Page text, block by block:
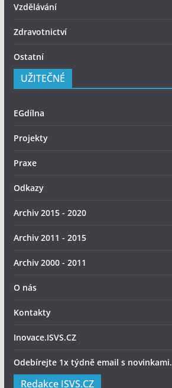
Vzdělávání
Zdravotnictví
Ostatní
UŽITEČNÉ
EGdílna
Projekty
Praxe
Odkazy
Archiv 2015 - 2020
Archiv 2011 - 2015
Archiv 2000 - 2011
O nás
Kontakty
Inovace.ISVS.CZ
Odebírejte 1x týdně email s novinkami.
Redakce ISVS.CZ